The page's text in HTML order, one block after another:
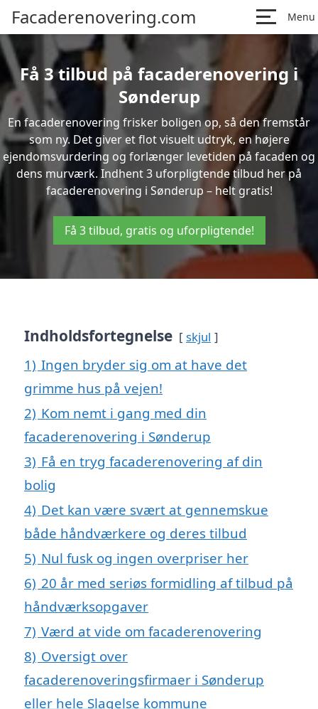
Facaderenovering.com Menu
Få 3 tilbud på facaderenovering i
Sønderup
En facaderenovering frisker boligen op, så den fremstår
som ny. Det giver et flot visuelt udtryk, en højere
ejendomsvurdering og forlænger levetiden på facaden og
dens murværk. Indhent 3 uforpligtende tilbud her på
facaderenovering i Sønderup – helt gratis!
Få 3 tilbud, gratis og uforpligtende!
Indholdsfortegnelse skjul
1) Ingen bryder sig om at have det
grimme hus på vejen!
2) Kom nemt i gang med din
facaderenovering i Sønderup
3) Få en tryg facaderenovering af din
bolig
4) Det kan være svært at gennemskue
både håndværkere og deres tilbud
5) Nul fusk og ingen overpriser her
6) 20 år med seriøs formidling af tilbud på
håndværksopgaver
7) Værd at vide om facaderenovering
8) Oversigt over
facaderenoveringsfirmaer i Sønderup
eller hele Slagelse kommune